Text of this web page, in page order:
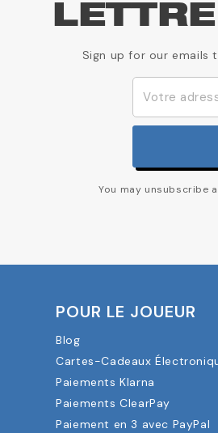
Sign up for our emails
You may unsubscribe
POUR LE JOUEUR
Blog
Cartes-Cadeaux
Paiements Klarna
Paiements ClearPay
Paiement en 3 avec PayPal